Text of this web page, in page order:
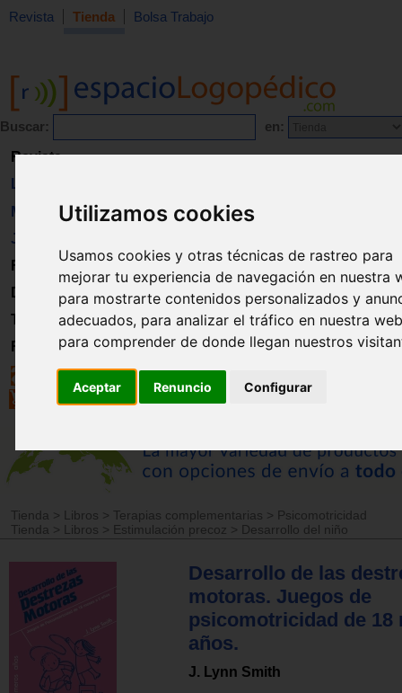
Utilizamos cookies
Usamos cookies y otras técnicas de rastreo para
mejorar tu experiencia de navegación en nuestra
para mostrarte contenidos personalizados y
adecuados, para analizar el tráfico en nuestra
para comprender de donde llegan nuestros
Aceptar Renuncio Configurar
Revista Tienda Bolsa Trabajo
Buscar: en:
Revista
Libros
Material
Juguetes
Formación
Directorio
Trabajo
Registro
Tienda > Libros > Terapias complementarias > Psicomotricidad
Tienda
> Libros > Estimulación precoz > Desarrollo del niño
Desarrollo de las
motoras. Juegos de
psicomotricidad de 18
años.
J. Lynn Smith